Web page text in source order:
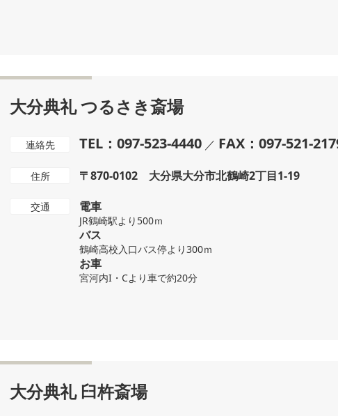
大分典礼 つるさき斎場
連絡先 TEL：097-523-4440 ／ FAX：097-521-
住所 〒870-0102 大分県大分市北鶴崎2丁目1-19
交通 電車
JR鶴崎駅より500ｍ
バス
鶴崎高校入口バス停より300ｍ
お車
宮河内I・Cより車で約20分
大分典礼 臼杵斎場